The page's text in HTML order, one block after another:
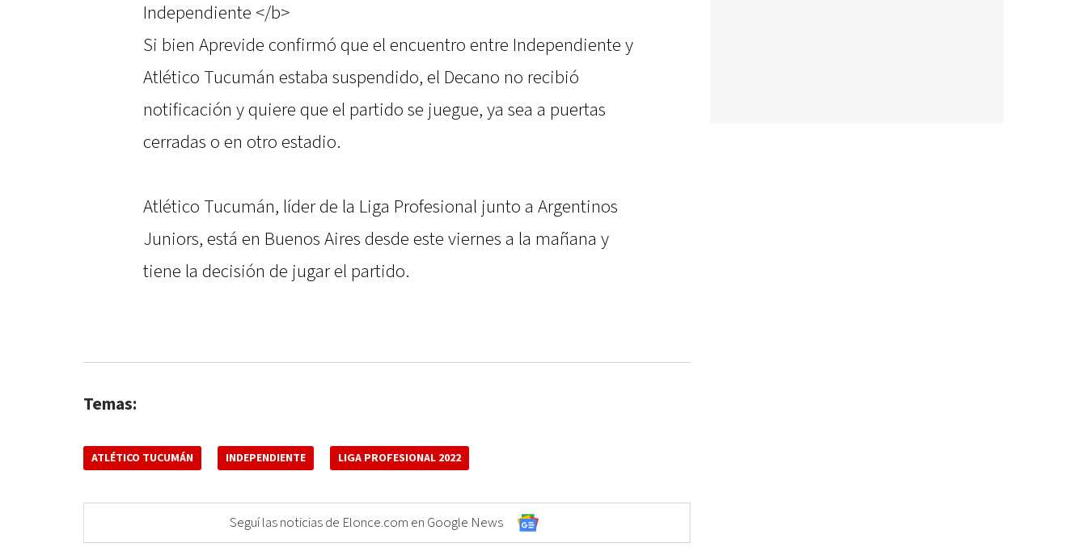
Independiente </b>
Si bien Aprevide confirmó que el encuentro entre Independiente y
Atlético Tucumán estaba suspendido, el Decano no recibió
notificación y quiere que el partido se juegue, ya sea a puertas
cerradas o en otro estadio.
Atlético Tucumán, líder de la Liga Profesional junto a Argentinos
Juniors, está en Buenos Aires desde este viernes a la mañana y
tiene la decisión de jugar el partido.
Temas:
ATLÉTICO TUCUMÁN INDEPENDIENTE LIGA PROFESIONAL 2022
Seguí las noticias de Elonce.com en Google News